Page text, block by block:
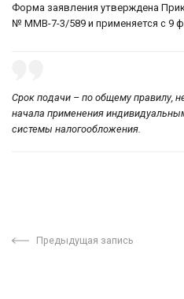
Форма заявления утверждена
№ ММВ-7-3/589 и применяется с 9
Срок подачи – по общему правилу,
начала применения
системы налогообложения.
Предыдущая запись